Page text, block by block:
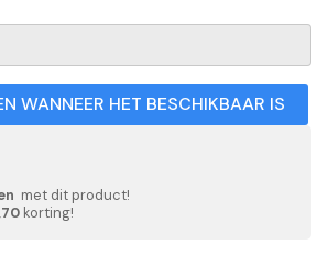
WANNEER HET BESCHIKBAAR IS
met dit product!
korting!